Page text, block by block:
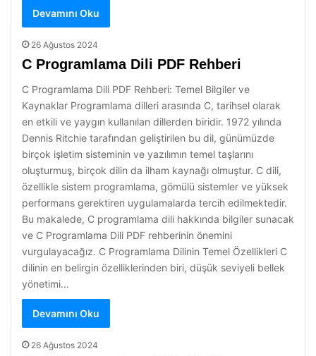
Devamını Oku
26 Ağustos 2024
C Programlama Dili PDF Rehberi
C Programlama Dili PDF Rehberi: Temel Bilgiler ve
Kaynaklar Programlama dilleri arasında C, tarihsel olarak
en etkili ve yaygın kullanılan dillerden biridir. 1972 yılında
Dennis Ritchie tarafından geliştirilen bu dil, günümüzde
birçok işletim sisteminin ve yazılımın temel taşlarını
oluşturmuş, birçok dilin da ilham kaynağı olmuştur. C dili,
özellikle sistem programlama, gömülü sistemler ve yüksek
performans gerektiren uygulamalarda tercih edilmektedir.
Bu makalede, C programlama dili hakkında bilgiler sunacak
ve C Programlama Dili PDF rehberinin önemini
vurgulayacağız. C Programlama Dilinin Temel Özellikleri C
dilinin en belirgin özelliklerinden biri, düşük seviyeli bellek
yönetimi…
Devamını Oku
26 Ağustos 2024